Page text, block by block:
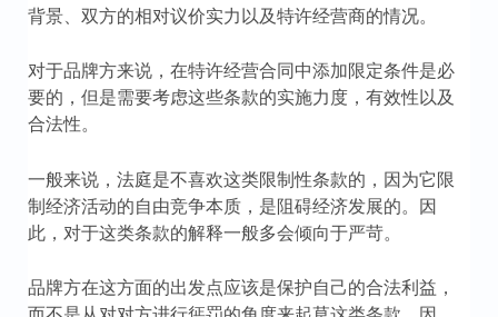
背景、双方的相对议价实力以及特许经营商的情况。
对于品牌方来说，在特许经营合同中添加限定条件是必
要的，但是需要考虑这些条款的实施力度，有效性以及
合法性。
一般来说，法庭是不喜欢这类限制性条款的，因为它限
制经济活动的自由竞争本质，是阻碍经济发展的。因
此，对于这类条款的解释一般多会倾向于严苛。
品牌方在这方面的出发点应该是保护自己的合法利益，